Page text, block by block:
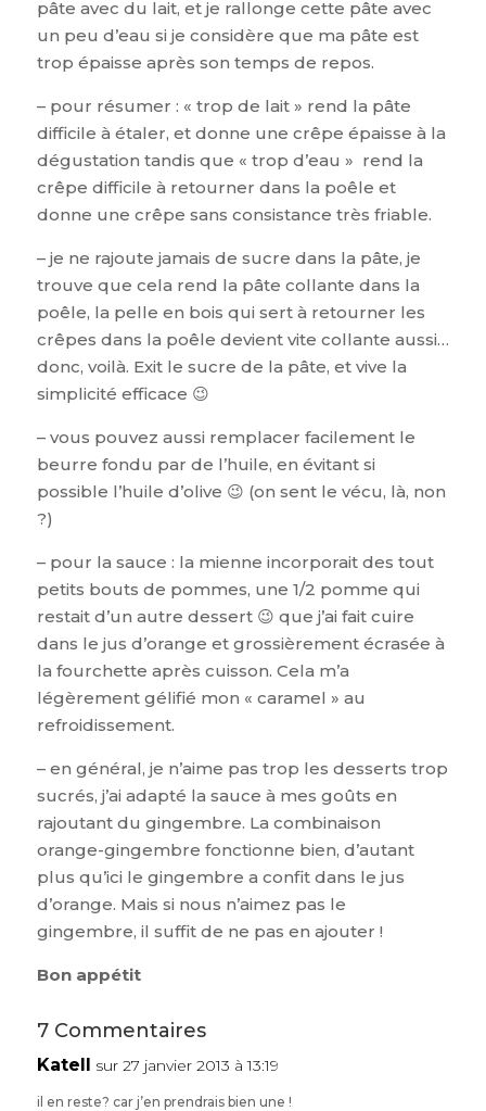
pâte avec du lait, et je rallonge cette pâte avec
un peu d’eau si je considère que ma pâte est
trop épaisse après son temps de repos.
– pour résumer : « trop de lait » rend la pâte
difficile à étaler, et donne une crêpe épaisse à la
dégustation tandis que « trop d’eau » rend la
crêpe difficile à retourner dans la poêle et
donne une crêpe sans consistance très friable.
– je ne rajoute jamais de sucre dans la pâte, je
trouve que cela rend la pâte collante dans la
poêle, la pelle en bois qui sert à retourner les
crêpes dans la poêle devient vite collante aussi…
donc, voilà. Exit le sucre de la pâte, et vive la
simplicité efficace 😉
– vous pouvez aussi remplacer facilement le
beurre fondu par de l’huile, en évitant si
possible l’huile d’olive 😉 (on sent le vécu, là, non
?)
– pour la sauce : la mienne incorporait des tout
petits bouts de pommes, une 1/2 pomme qui
restait d’un autre dessert 😉 que j’ai fait cuire
dans le jus d’orange et grossièrement écrasée à
la fourchette après cuisson. Cela m’a
légèrement gélifié mon « caramel » au
refroidissement.
– en général, je n’aime pas trop les desserts trop
sucrés, j’ai adapté la sauce à mes goûts en
rajoutant du gingembre. La combinaison
orange-gingembre fonctionne bien, d’autant
plus qu’ici le gingembre a confit dans le jus
d’orange. Mais si nous n’aimez pas le
gingembre, il suffit de ne pas en ajouter !
Bon appétit
7 Commentaires
Katell sur 27 janvier 2013 à 13:19
il en reste? car j’en prendrais bien une !